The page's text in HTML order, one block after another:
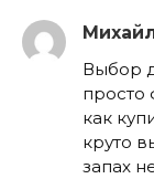
Выбор
просто
как
круто
запах